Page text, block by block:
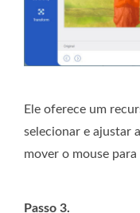
Ele oferece um
selecionar e ajustar
mover o mouse
Passo 3.